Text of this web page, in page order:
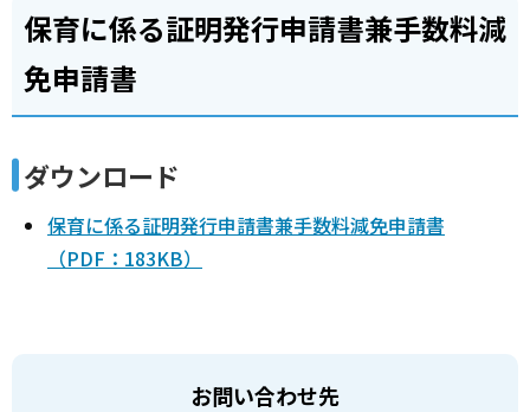
保育に係る証明発行申請書兼手数料減
免申請書
ダウンロード
保育に係る証明発行申請書兼手数料減免申請書
（PDF：183KB）
お問い合わせ先